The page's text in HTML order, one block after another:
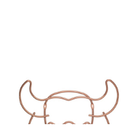
Suport decorativ perete
Buffalo, Metaltex, 32 x 34
cm, inox, aramiu
88 lei